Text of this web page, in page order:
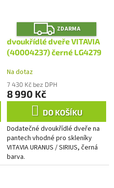
Z
D
A
R
M
ZDARMA
dvoukřídlé dveře VITAVIA
(40004237) černé LG4279
Na dotaz
7 430 Kč bez DPH
8 990 Kč
DO KOŠÍKU
Dodatečné dvoukřídlé dveře na
pantech vhodné pro skleníky
VITAVIA URANUS / SIRIUS, černá
barva.